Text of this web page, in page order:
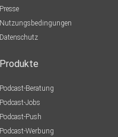
Presse
Nutzungsbedingungen
Datenschutz
Produkte
Podcast-Beratung
Podcast-Jobs
Podcast-Push
Podcast-Werbung